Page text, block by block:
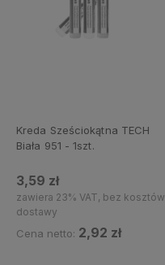
Kreda Sześciokątna TECH
Biała 951 - 1szt.
3,59 zł
zawiera 23% VAT, bez kosztów
dostawy
Cena netto: 2,92 zł